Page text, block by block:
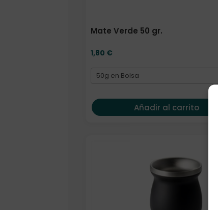
Mate Verde 50 gr.
1,80 €
Añadir al carrito